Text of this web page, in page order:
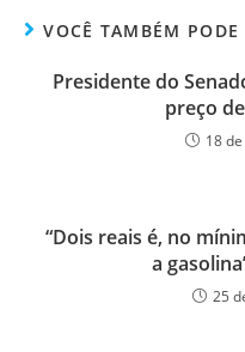
VOCÊ TAMBÉM PODE
Presidente do
preço
18
“Dois reais é, no
a
25